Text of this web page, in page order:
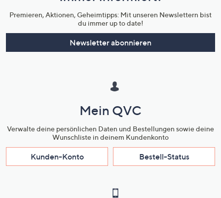
Premieren, Aktionen, Geheimtipps: Mit unseren Newslettern bist
du immer up to date!
Newsletter abonnieren
Mein QVC
Verwalte deine persönlichen Daten und Bestellungen sowie deine
Wunschliste in deinem Kundenkonto
Kunden-Konto Bestell-Status